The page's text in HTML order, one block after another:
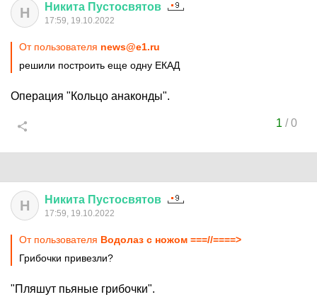
Н Никита Пустосвятов
17:59, 19.10.2022
От пользователя news@e1.ru
решили построить еще одну ЕКАД
Операция "Кольцо анаконды".
1 /0
Н Никита Пустосвятов
17:59, 19.10.2022
От пользователя Водолаз с ножом ===//====>
Грибочки привезли?
"Пляшут пьяные грибочки".